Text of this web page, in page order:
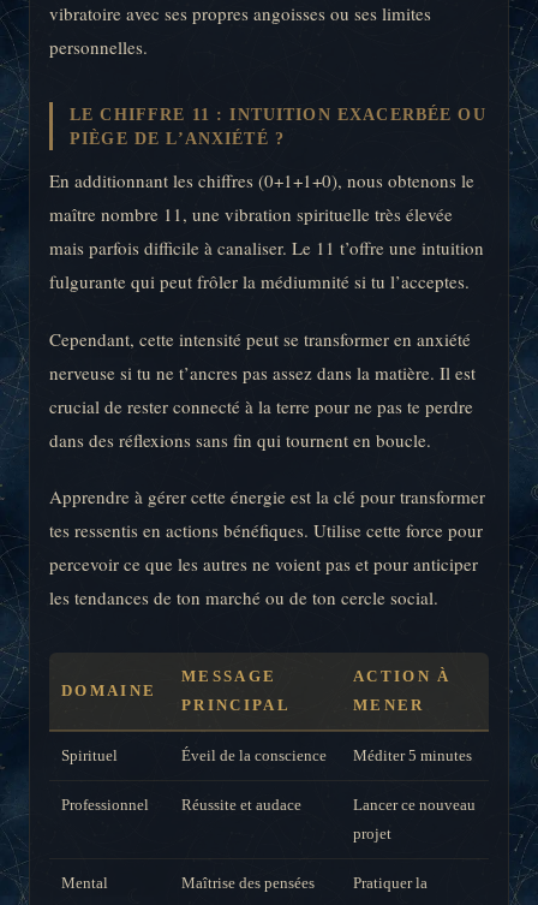
vibratoire avec ses propres angoisses ou ses limites
personnelles.
LE CHIFFRE 11 : INTUITION EXACERBÉE OU
PIÈGE DE L’ANXIÉTÉ ?
En additionnant les chiffres (0+1+1+0), nous obtenons le
maître nombre 11, une vibration spirituelle très élevée
mais parfois difficile à canaliser. Le 11 t’offre une intuition
fulgurante qui peut frôler la médiumnité si tu l’acceptes.
Cependant, cette intensité peut se transformer en anxiété
nerveuse si tu ne t’ancres pas assez dans la matière. Il est
crucial de rester connecté à la terre pour ne pas te perdre
dans des réflexions sans fin qui tournent en boucle.
Apprendre à gérer cette énergie est la clé pour transformer
tes ressentis en actions bénéfiques. Utilise cette force pour
percevoir ce que les autres ne voient pas et pour anticiper
les tendances de ton marché ou de ton cercle social.
DOMAINE
MESSAGE
PRINCIPAL
ACTION À
MENER
Spirituel Éveil de la conscience Méditer 5 minutes
Professionnel Réussite et audace
Lancer ce nouveau
projet
Mental Maîtrise des pensées
Pratiquer la